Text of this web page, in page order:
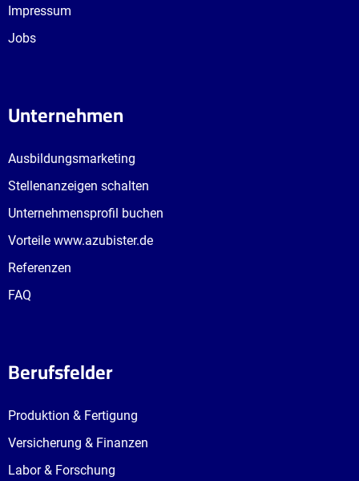
arbeiten heute bei Condrobs mehr ais 900
Branche: Gesundheits- und Sozialwesen
1 Standort
Impressum
Jobs
Unternehmen
Ausbildungsmarketing
Stellenanzeigen schalten
Unternehmensprofil buchen
Vorteile www.azubister.de
Referenzen
FAQ
Berufsfelder
Produktion & Fertigung
Versicherung & Finanzen
Labor & Forschung